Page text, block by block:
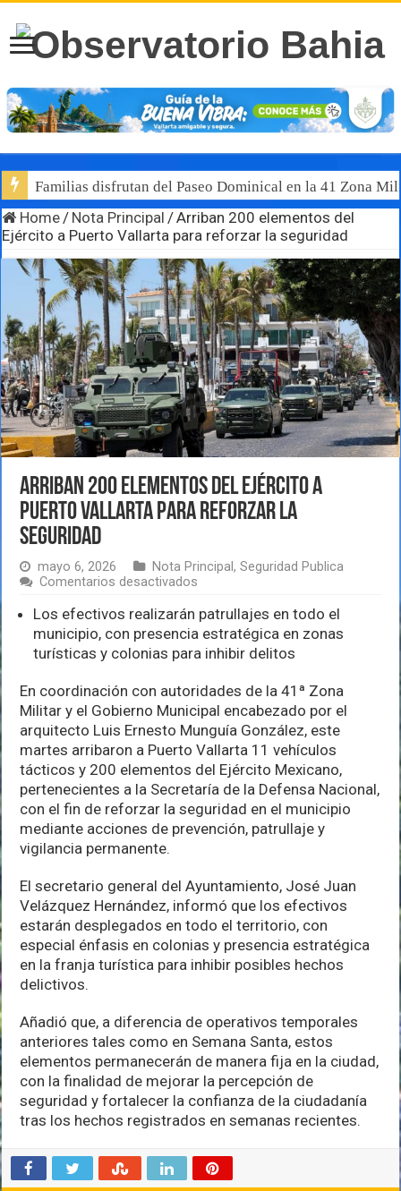
Familias disfrutan del Paseo Dominical en la 41 Zona
Home / Nota Principal /Arriban 200 elementos del
Ejército a Puerto Vallarta para reforzar la seguridad
Arriban 200 elementos del Ejército a
Puerto Vallarta para reforzar la
seguridad
mayo 6, 2026 Nota Principal,Seguridad Publica
Comentarios desactivados
200
elementos
del
Ejército
Puerto
Vallarta
para
reforzar
la
seguridad
Los efectivos realizarán patrullajes en todo el
municipio, con presencia estratégica en zonas
turísticas y colonias para inhibir delitos
En coordinación con autoridades de la 41ª Zona
Militar y el Gobierno Municipal encabezado por el
arquitecto Luis Ernesto Munguía González, este
martes arribaron a Puerto Vallarta 11 vehículos
tácticos y 200 elementos del Ejército Mexicano,
pertenecientes a la Secretaría de la Defensa Nacional,
con el fin de reforzar la seguridad en el municipio
mediante acciones de prevención, patrullaje y
vigilancia permanente.
El secretario general del Ayuntamiento, José Juan
Velázquez Hernández, informó que los efectivos
estarán desplegados en todo el territorio, con
especial énfasis en colonias y presencia estratégica
en la franja turística para inhibir posibles hechos
delictivos.
Añadió que, a diferencia de operativos temporales
anteriores tales como en Semana Santa, estos
elementos permanecerán de manera fija en la ciudad,
con la finalidad de mejorar la percepción de
seguridad y fortalecer la confianza de la ciudadanía
tras los hechos registrados en semanas recientes.